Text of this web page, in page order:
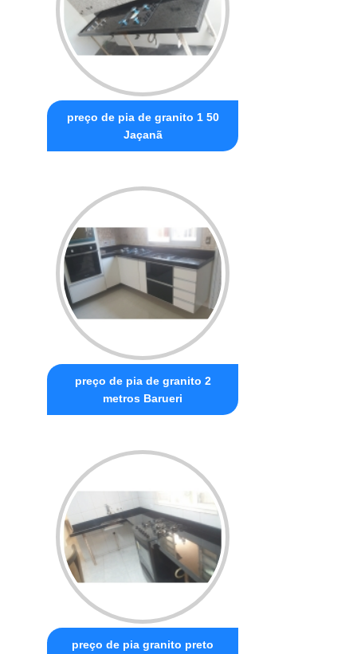
preço de pia de granito 1 50
Jaçanã
preço de pia de granito 2
metros Barueri
preço de pia granito preto